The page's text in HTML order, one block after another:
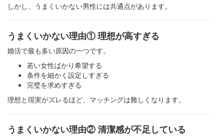
しかし、うまくいかない男性には共通点があります。
うまくいかない理由① 理想が高すぎる
婚活で最も多い原因の一つです。
若い女性ばかり希望する
条件を細かく設定しすぎる
完璧を求めすぎる
理想と現実がズレるほど、マッチングは難しくなります。
うまくいかない理由② 清潔感が不足している